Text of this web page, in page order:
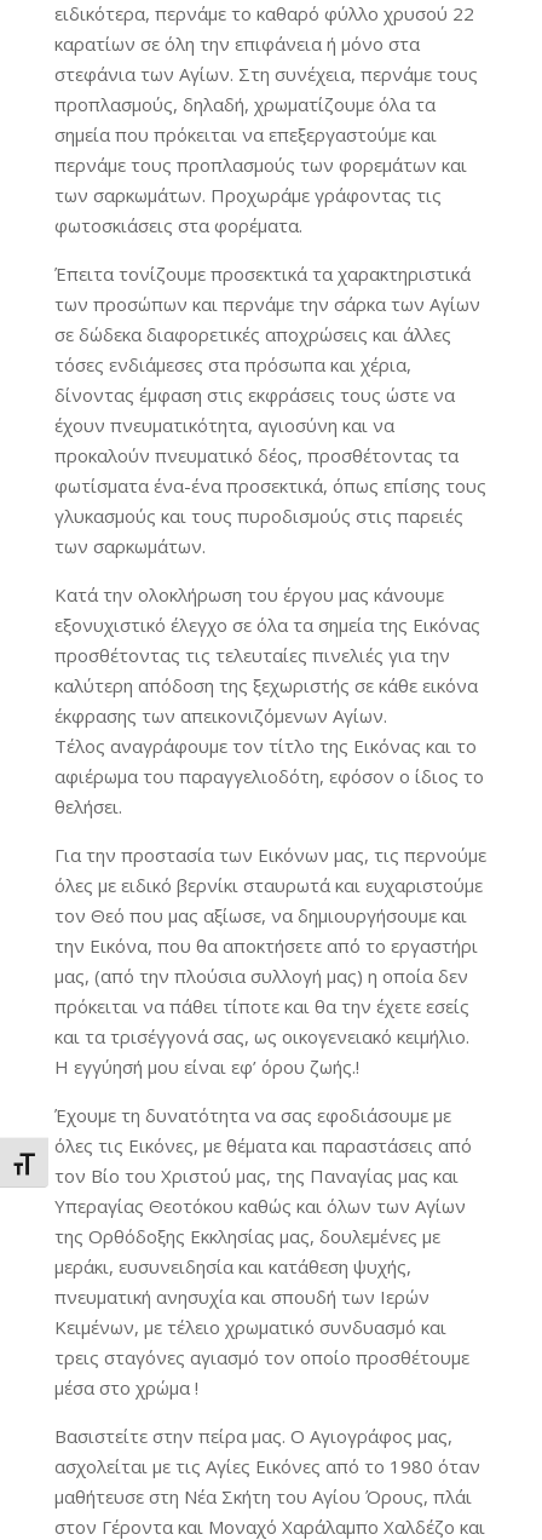
Εναλλαγή Μεγέθους Γραμμάτων
ειδικότερα, περνάμε το καθαρό φύλλο χρυσού 22
καρατίων σε όλη την επιφάνεια ή μόνο στα
στεφάνια των Αγίων. Στη συνέχεια, περνάμε τους
προπλασμούς, δηλαδή, χρωματίζουμε όλα τα
σημεία που πρόκειται να επεξεργαστούμε και
περνάμε τους προπλασμούς των φορεμάτων και
των σαρκωμάτων. Προχωράμε γράφοντας τις
φωτοσκιάσεις στα φορέματα.
Έπειτα τονίζουμε προσεκτικά τα χαρακτηριστικά
των προσώπων και περνάμε την σάρκα των Αγίων
σε δώδεκα διαφορετικές αποχρώσεις και άλλες
τόσες ενδιάμεσες στα πρόσωπα και χέρια,
δίνοντας έμφαση στις εκφράσεις τους ώστε να
έχουν πνευματικότητα, αγιοσύνη και να
προκαλούν πνευματικό δέος, προσθέτοντας τα
φωτίσματα ένα-ένα προσεκτικά, όπως επίσης τους
γλυκασμούς και τους πυροδισμούς στις παρειές
των σαρκωμάτων.
Κατά την ολοκλήρωση του έργου μας κάνουμε
εξονυχιστικό έλεγχο σε όλα τα σημεία της Εικόνας
προσθέτοντας τις τελευταίες πινελιές για την
καλύτερη απόδοση της ξεχωριστής σε κάθε εικόνα
έκφρασης των απεικονιζόμενων Αγίων.
Τέλος αναγράφουμε τον τίτλο της Εικόνας και το
αφιέρωμα του παραγγελιοδότη, εφόσον ο ίδιος το
θελήσει.
Για την προστασία των Εικόνων μας, τις περνούμε
όλες με ειδικό βερνίκι σταυρωτά και ευχαριστούμε
τον Θεό που μας αξίωσε, να δημιουργήσουμε και
την Εικόνα, που θα αποκτήσετε από το εργαστήρι
μας, (από την πλούσια συλλογή μας) η οποία δεν
πρόκειται να πάθει τίποτε και θα την έχετε εσείς
και τα τρισέγγονά σας, ως οικογενειακό κειμήλιο.
Η εγγύησή μου είναι εφ’ όρου ζωής.!
Έχουμε τη δυνατότητα να σας εφοδιάσουμε με
όλες τις Εικόνες, με θέματα και παραστάσεις από
τον Βίο του Χριστού μας, της Παναγίας μας και
Υπεραγίας Θεοτόκου καθώς και όλων των Αγίων
της Ορθόδοξης Εκκλησίας μας, δουλεμένες με
μεράκι, ευσυνειδησία και κατάθεση ψυχής,
πνευματική ανησυχία και σπουδή των Ιερών
Κειμένων, με τέλειο χρωματικό συνδυασμό και
τρεις σταγόνες αγιασμό τον οποίο προσθέτουμε
μέσα στο χρώμα !
Βασιστείτε στην πείρα μας. Ο Αγιογράφος μας,
ασχολείται με τις Αγίες Εικόνες από το 1980 όταν
μαθήτευσε στη Νέα Σκήτη του Αγίου Όρους, πλάι
στον Γέροντα και Μοναχό Χαράλαμπο Χαλδέζο και